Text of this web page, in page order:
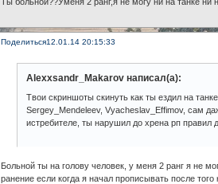
Поделиться12.01.14 20:15:33
Alexxsandr_Makarov написал(а):
Твои скриншоты скинуть как ты ездил на
Sergey_Mendeleev, Vyacheslav_Effimov, сам
истребителе, ты нарушил до хрена рп правил
Больной ты на голову человек, у меня 2 ранг я не
ранение если когда я начал прописывать после